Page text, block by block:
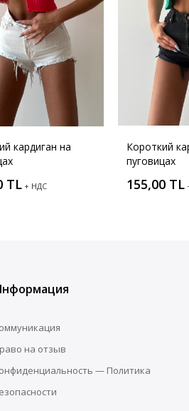
кардиган на
TL + НДС
Короткий
пуговицах
155,00 TL
на отзыв
— Политика